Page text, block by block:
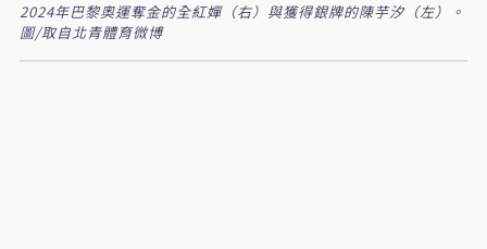
2024年巴黎奧運奪金的全紅嬋（右）與獲得銀牌的陳芋汐（左）。
圖/取自北青體育微博